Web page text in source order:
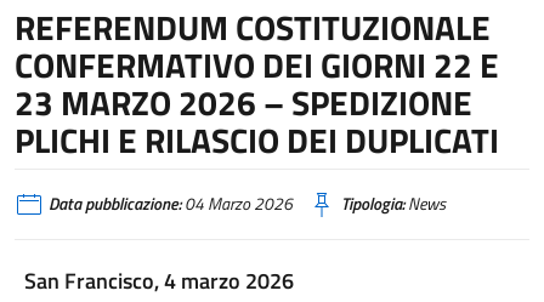
REFERENDUM COSTITUZIONALE
CONFERMATIVO DEI GIORNI 22 E
23 MARZO 2026 – SPEDIZIONE
PLICHI E RILASCIO DEI DUPLICATI
Data pubblicazione:04 Marzo 2026 Tipologia:News
San Francisco, 4 marzo 2026